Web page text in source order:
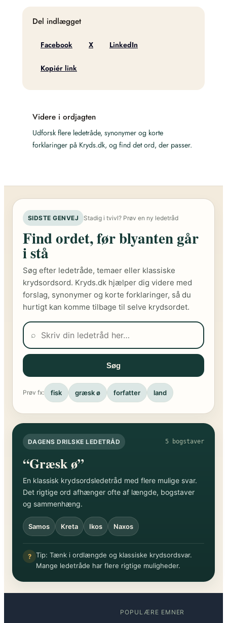
Del indlægget
Facebook X LinkedIn
Kopiér link
Videre i ordjagten
Udforsk flere ledetråde, synonymer og korte
forklaringer på Kryds.dk, og find det ord, der passer.
SIDSTE GENVEJ Stadig i tvivl? Prøv en ny ledetråd
Find ordet, før blyanten går
i stå
Søg efter ledetråde, temaer eller klassiske
krydsordsord. Kryds.dk hjælper dig videre med
forslag, synonymer og korte forklaringer, så du
hurtigt kan komme tilbage til selve krydsordet.
⌕
Søg
Prøv fx: fisk græsk ø forfatter land
DAGENS DRILSKE LEDETRÅD 5 bogstaver
“Græsk ø”
En klassisk krydsordsledetråd med flere mulige svar.
Det rigtige ord afhænger ofte af længde, bogstaver
og sammenhæng.
Samos Kreta Ikos Naxos
? Tip: Tænk i ordlængde og klassiske krydsordsvar.
Mange ledetråde har flere rigtige muligheder.
POPULÆRE EMNER